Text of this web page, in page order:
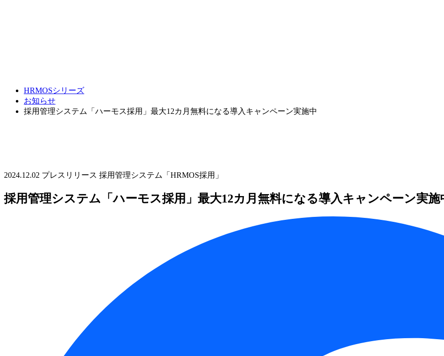
HRMOSシリーズ
お知らせ
採用管理システム「ハーモス採用」最大12カ月無料になる導入キャンペーン実施中
2024.12.02 プレスリリース 採用管理システム「HRMOS採用」
採用管理システム「ハーモス採用」最大12カ月無料になる導入キャンペーン実施